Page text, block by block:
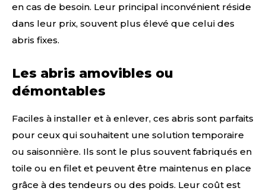
en cas de besoin. Leur principal inconvénient réside
dans leur prix, souvent plus élevé que celui des
abris fixes.
Les abris amovibles ou
démontables
Faciles à installer et à enlever, ces abris sont parfaits
pour ceux qui souhaitent une solution temporaire
ou saisonnière. Ils sont le plus souvent fabriqués en
toile ou en filet et peuvent être maintenus en place
grâce à des tendeurs ou des poids. Leur coût est